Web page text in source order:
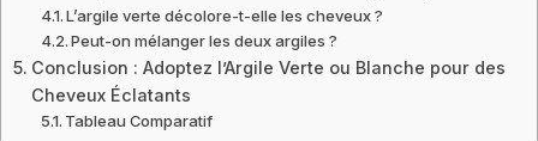
L’argile verte décolore-t-elle les cheveux ?
Peut-on mélanger les deux argiles ?
Conclusion : Adoptez l’Argile Verte ou Blanche pour des
Cheveux Éclatants
Tableau Comparatif